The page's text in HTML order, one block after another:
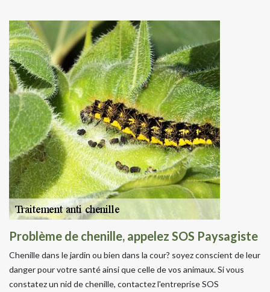
Problème de chenille, appelez SOS Paysagiste
Chenille dans le jardin ou bien dans la cour? soyez conscient de leur
danger pour votre santé ainsi que celle de vos animaux. Si vous
constatez un nid de chenille, contactez l'entreprise SOS